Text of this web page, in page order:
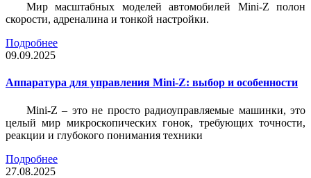
Мир масштабных моделей автомобилей Mini-Z полон
скорости, адреналина и тонкой настройки.
Подробнее
09.09.2025
Аппаратура для управления Mini-Z: выбор и особенности
Mini-Z – это не просто радиоуправляемые машинки, это
целый мир микроскопических гонок, требующих точности,
реакции и глубокого понимания техники
Подробнее
27.08.2025